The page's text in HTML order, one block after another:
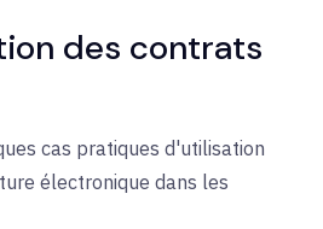
des contrats
cas pratiques d'utilisation
électronique dans les